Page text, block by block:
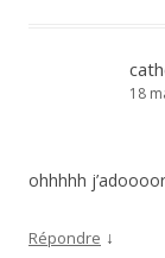
18
ohhhhh
Répondre ↓